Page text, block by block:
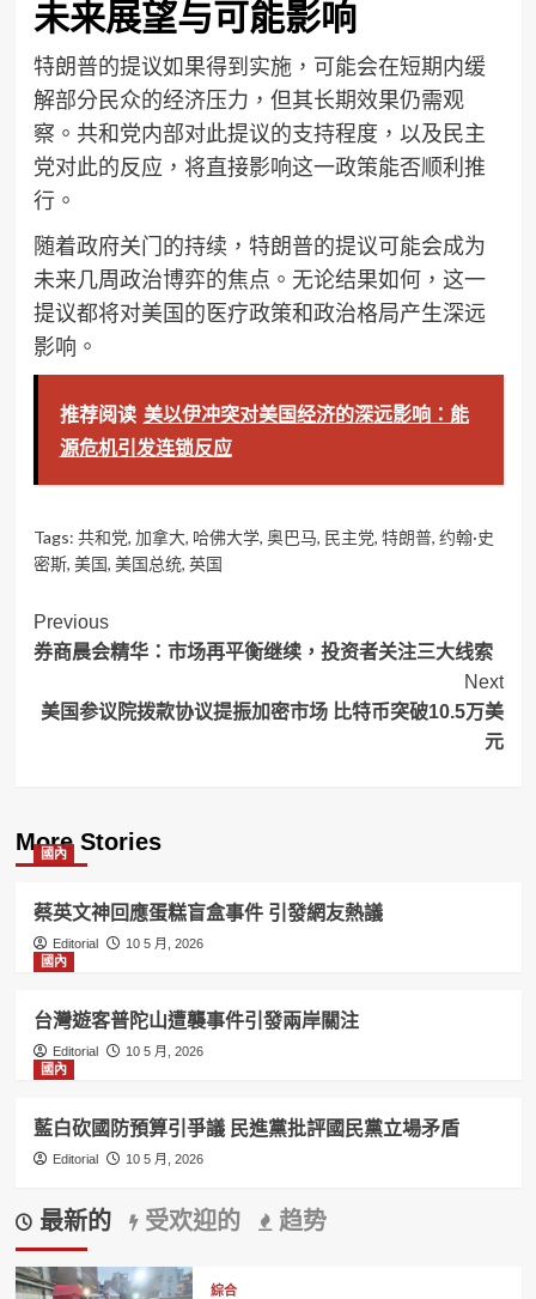
未来展望与可能影响
特朗普的提议如果得到实施，可能会在短期内缓
解部分民众的经济压力，但其长期效果仍需观
察。共和党内部对此提议的支持程度，以及民主
党对此的反应，将直接影响这一政策能否顺利推
行。
随着政府关门的持续，特朗普的提议可能会成为
未来几周政治博弈的焦点。无论结果如何，这一
提议都将对美国的医疗政策和政治格局产生深远
影响。
推荐阅读 美以伊冲突对美国经济的深远影响：能
源危机引发连锁反应
Tags: 共和党, 加拿大, 哈佛大学, 奥巴马, 民主党, 特朗普, 约翰·史
密斯, 美国, 美国总统, 英国
Post
Navigation
Previous
券商晨会精华：市场再平衡继续，投资者关注三大线索
Next
美国参议院拨款协议提振加密市场 比特币突破10.5万美
元
More Stories
國內
蔡英文神回應蛋糕盲盒事件 引發網友熱議
Editorial
10 5 月, 2026
國內
台灣遊客普陀山遭襲事件引發兩岸關注
Editorial
10 5 月, 2026
國內
藍白砍國防預算引爭議 民進黨批評國民黨立場矛盾
Editorial 10 5 月, 2026
最新的 受欢迎的 趋势
綜合